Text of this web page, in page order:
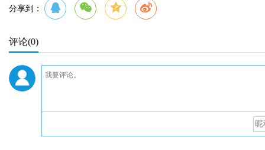
分享到：
评论(0)